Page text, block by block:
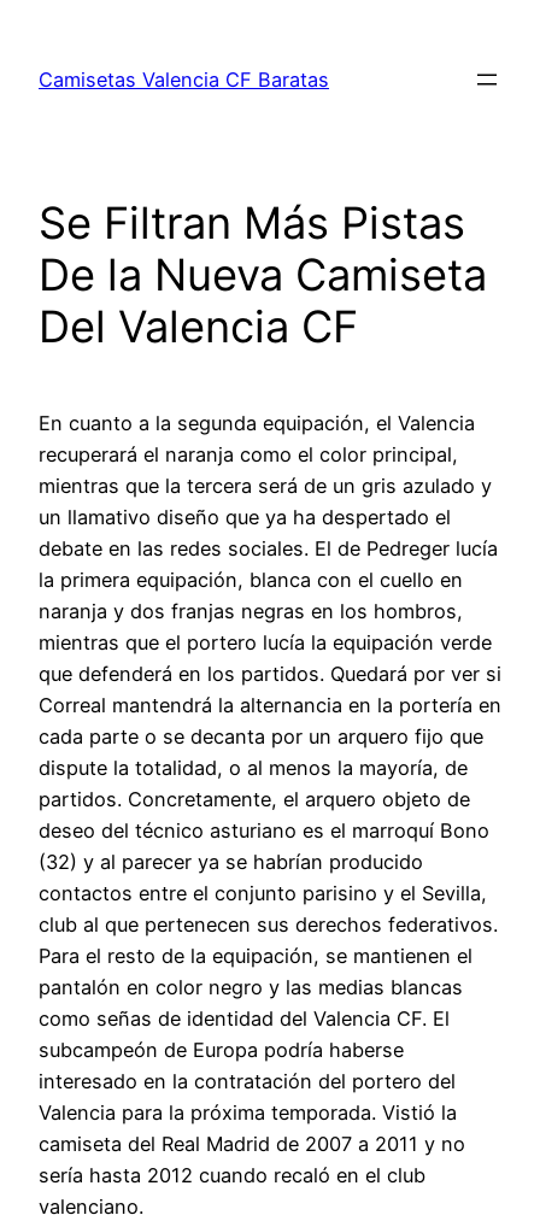
contenido
Camisetas Valencia CF Baratas
Se Filtran Más Pistas
De la Nueva Camiseta
Del Valencia CF
En cuanto a la segunda equipación, el Valencia
recuperará el naranja como el color principal,
mientras que la tercera será de un gris azulado y
un llamativo diseño que ya ha despertado el
debate en las redes sociales. El de Pedreger lucía
la primera equipación, blanca con el cuello en
naranja y dos franjas negras en los hombros,
mientras que el portero lucía la equipación verde
que defenderá en los partidos. Quedará por ver si
Correal mantendrá la alternancia en la portería en
cada parte o se decanta por un arquero fijo que
dispute la totalidad, o al menos la mayoría, de
partidos. Concretamente, el arquero objeto de
deseo del técnico asturiano es el marroquí Bono
(32) y al parecer ya se habrían producido
contactos entre el conjunto parisino y el Sevilla,
club al que pertenecen sus derechos federativos.
Para el resto de la equipación, se mantienen el
pantalón en color negro y las medias blancas
como señas de identidad del Valencia CF. El
subcampeón de Europa podría haberse
interesado en la contratación del portero del
Valencia para la próxima temporada. Vistió la
camiseta del Real Madrid de 2007 a 2011 y no
sería hasta 2012 cuando recaló en el club
valenciano.